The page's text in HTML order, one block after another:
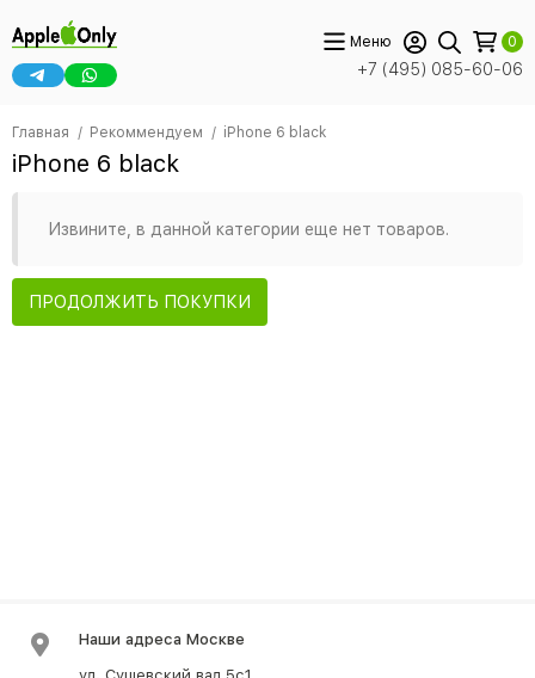
+7 (495) 085-60-06
Меню 0
Главная Рекоммендуем iPhone 6 black
iPhone 6 black
Извините, в данной категории еще нет товаров.
ПРОДОЛЖИТЬ ПОКУПКИ
Наши адреса Москве